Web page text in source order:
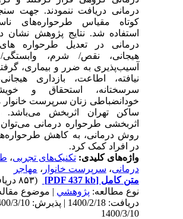
درمانی دریافت ننمودند. جهت
کوتاه مقیاس طرحواره‌های
استفاده شد. نتایج پژوهش نشان
درمانی در تعدیل طرحواره
هیجانی، نقص/ شرم، وابستگی/
آسیب‌پذیری به ضرر و بیماری،
نیافته، اطاعت، بازداری
سرسختانه، استحقاق و
خودانضباطی زنان سرپرست خانوار
ساکن تهران اثربخش می‌باشد. با
اثربخشی طرحواره درمانی می‌توان
روش درمانی، به کاهش
در افراد کمک کرد
واژه‌های کلیدی:تکنیک‌های تجربی،
درمانی،سرپرست خانوار ، مهاجر
متن کامل[PDF 437 kb]
نوع مطالعه:پژوهشي| موضوع
1400/3/10